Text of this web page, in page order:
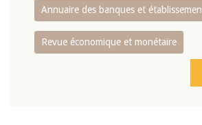
Annuaire des banques et
Revue économique et monétaire